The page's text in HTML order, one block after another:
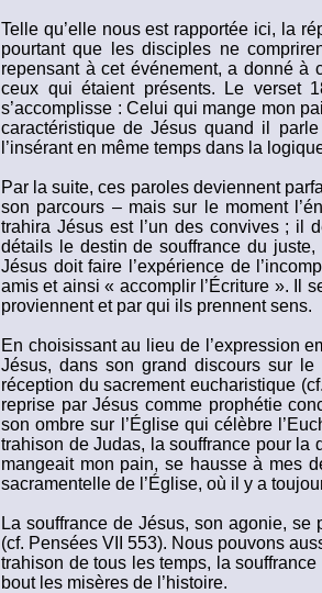
Telle qu’elle nous est rapportée ici, la
pourtant que les disciples ne
repensant à cet événement, a donné à
ceux qui étaient présents. Le verset
s’accomplisse : Celui qui mange mon
caractéristique de Jésus quand il
l’insérant en même temps dans la
Par la suite, ces paroles deviennent
son parcours – mais sur le moment
trahira Jésus est l’un des convives ; il
détails le destin de souffrance du
Jésus doit faire l’expérience de
amis et ainsi « accomplir l’Écriture ». Il
proviennent et par qui ils prennent sens.
En choisissant au lieu de l’expression
Jésus, dans son grand discours sur
réception du sacrement eucharistique
reprise par Jésus comme prophétie
son ombre sur l’Église qui célèbre
trahison de Judas, la souffrance pour la
mangeait mon pain, se hausse à mes
sacramentelle de l’Église, où il y a
La souffrance de Jésus, son agonie,
(cf. Pensées VII 553). Nous pouvons
trahison de tous les temps, la
bout les misères de l’histoire.